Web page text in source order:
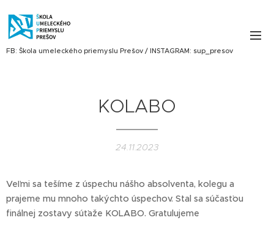
FB: Škola umeleckého priemyslu Prešov / INSTAGRAM: sup_presov
KOLABO
24.11.2023
Veľmi sa tešíme z úspechu nášho absolventa, kolegu a
prajeme mu mnoho takýchto úspechov. Stal sa súčasťou
finálnej zostavy súťaže KOLABO. Gratulujeme